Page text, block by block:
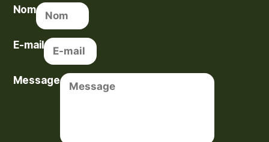
Nom
E-mail
Message